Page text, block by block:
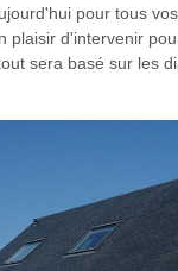
pour tous
d'intervenir
sera basé sur les